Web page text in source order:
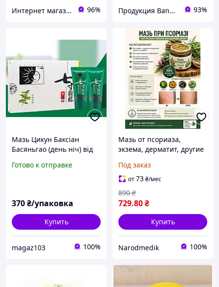
Интернет магазин ФЕЕРИЯ 96% Продукция Bang De Li 93%
Мазь Цикун Баксіан
Басяньгао (день ніч) від
екземи
Готово к отправке
370₴/упаковка
Купить
magaz103 100%
Мазь от псориаза,
экзема, дерматит, другие
состав , авторский 100
грамм
Под заказ
от73₴/мес
729.80₴
890 ₴
Купить
Narodmedik 100%